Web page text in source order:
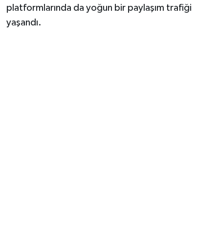
platformlarında da yoğun bir paylaşım trafiği
yaşandı.